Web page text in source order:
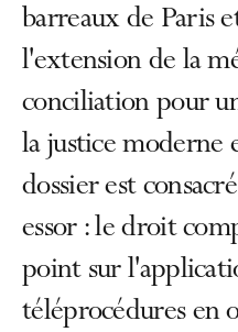
barreaux de Paris
l'extension de la
conciliation pour
la justice moderne
dossier est
essor : le droit
point sur
téléprocédures en